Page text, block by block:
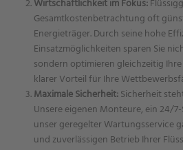
Gesamtkostenbetrachtung oft
Energieträger. Durch seine hohe
Einsatzmöglichkeiten sparen Sie
sondern optimieren gleichzeitig
klarer Vorteil für Ihre
Maximale Sicherheit:Sicherheit
Unsere eigenen Monteure, ein 24/
unser geregelter Wartungsservice
und zuverlässigen Betrieb Ihrer